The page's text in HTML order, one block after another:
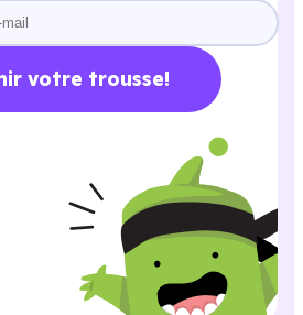
votre trousse!